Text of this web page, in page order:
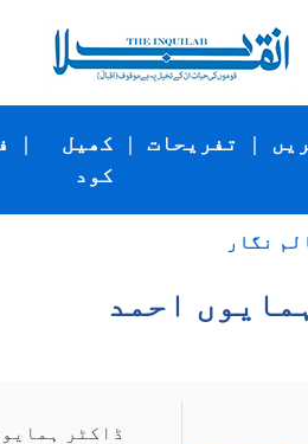
|
کھیل
کود
| تفریحات |
نگار
احمد
ڈاکٹر